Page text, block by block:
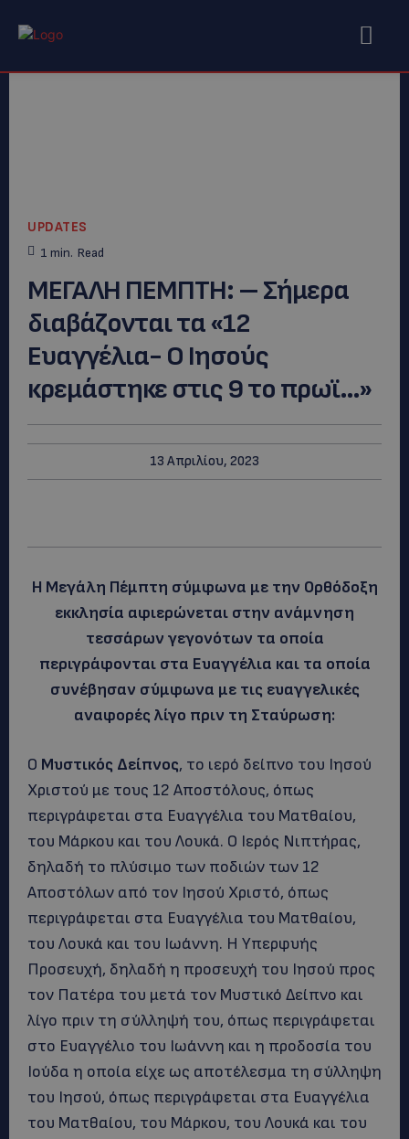
UPDATES
1 min. Read
ΜΕΓΑΛΗ ΠΕΜΠΤΗ: – Σήμερα
διαβάζονται τα «12
Ευαγγέλια- Ο Ιησούς
κρεμάστηκε στις 9 το πρωϊ…»
13 Απριλίου, 2023
Η Μεγάλη Πέμπτη σύμφωνα με την Ορθόδοξη
εκκλησία αφιερώνεται στην ανάμνηση
τεσσάρων γεγονότων τα οποία
περιγράφονται στα Ευαγγέλια και τα οποία
συνέβησαν σύμφωνα με τις ευαγγελικές
αναφορές λίγο πριν τη Σταύρωση:
Ο Μυστικός Δείπνος, το ιερό δείπνο του Ιησού
Χριστού με τους 12 Αποστόλους, όπως
περιγράφεται στα Ευαγγέλια του Ματθαίου,
του Μάρκου και του Λουκά. Ο Ιερός Νιπτήρας,
δηλαδή το πλύσιμο των ποδιών των 12
Αποστόλων από τον Ιησού Χριστό, όπως
περιγράφεται στα Ευαγγέλια του Ματθαίου,
του Λουκά και του Ιωάννη. Η Υπερφυής
Προσευχή, δηλαδή η προσευχή του Ιησού προς
τον Πατέρα του μετά τον Μυστικό Δείπνο και
λίγο πριν τη σύλληψή του, όπως περιγράφεται
στο Ευαγγέλιο του Ιωάννη και η προδοσία του
Ιούδα η οποία είχε ως αποτέλεσμα τη σύλληψη
του Ιησού, όπως περιγράφεται στα Ευαγγέλια
του Ματθαίου, του Μάρκου, του Λουκά και του